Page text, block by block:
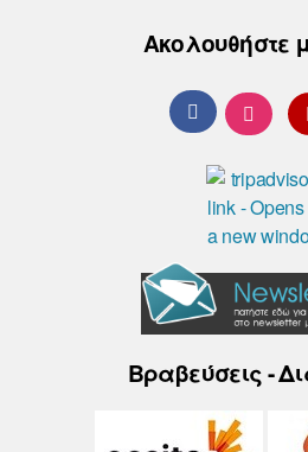
Ακολουθήστε
Βραβεύσεις -